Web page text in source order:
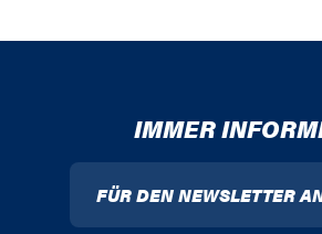
IMMER
FÜR DEN NEWSLETTER